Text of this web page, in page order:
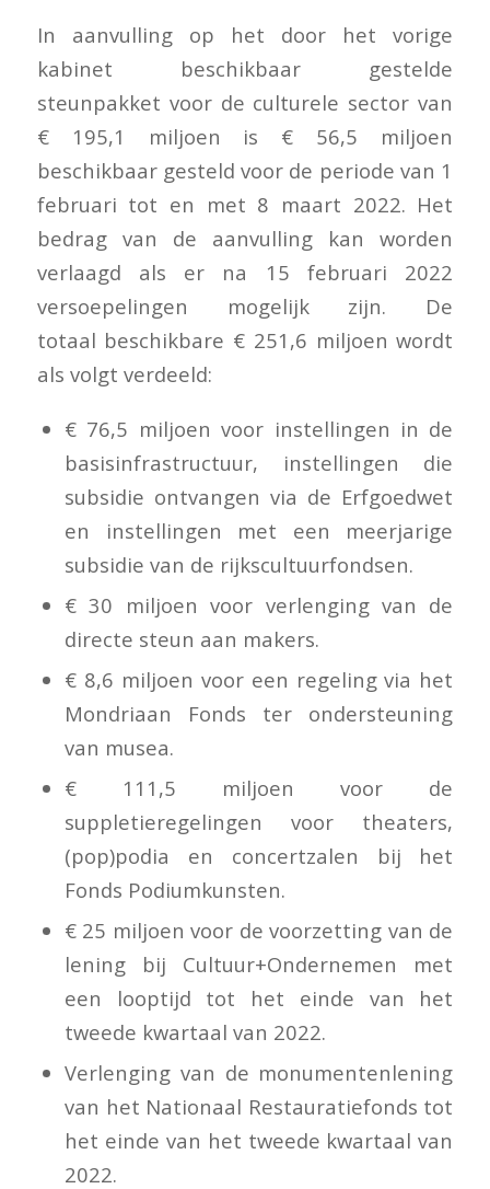
In aanvulling op het door het vorige
kabinet beschikbaar gestelde
steunpakket voor de culturele sector van
€ 195,1 miljoen is € 56,5 miljoen
beschikbaar gesteld voor de periode van 1
februari tot en met 8 maart 2022. Het
bedrag van de aanvulling kan worden
verlaagd als er na 15 februari 2022
versoepelingen mogelijk zijn. De
totaal beschikbare € 251,6 miljoen wordt
als volgt verdeeld:
€ 76,5 miljoen voor instellingen in de
basisinfrastructuur, instellingen die
subsidie ontvangen via de Erfgoedwet
en instellingen met een meerjarige
subsidie van de rijkscultuurfondsen.
€ 30 miljoen voor verlenging van de
directe steun aan makers.
€ 8,6 miljoen voor een regeling via het
Mondriaan Fonds ter ondersteuning
van musea.
€ 111,5 miljoen voor de
suppletieregelingen voor theaters,
(pop)podia en concertzalen bij het
Fonds Podiumkunsten.
€ 25 miljoen voor de voorzetting van de
lening bij Cultuur+Ondernemen met
een looptijd tot het einde van het
tweede kwartaal van 2022.
Verlenging van de monumentenlening
van het Nationaal Restauratiefonds tot
het einde van het tweede kwartaal van
2022.